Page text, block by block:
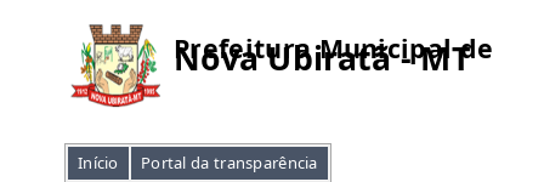
Prefeitura Municipal de
Nova Ubiratã - MT
Início Portal da transparência